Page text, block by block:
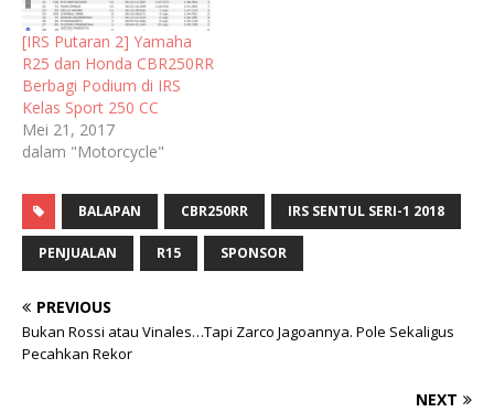
[IRS Putaran 2] Yamaha
R25 dan Honda CBR250RR
Berbagi Podium di IRS
Kelas Sport 250 CC
Mei 21, 2017
dalam "Motorcycle"
BALAPAN CBR250RR IRS SENTUL SERI-1 2018
PENJUALAN R15 SPONSOR
PREVIOUS
Bukan Rossi atau Vinales…Tapi Zarco Jagoannya. Pole Sekaligus
Pecahkan Rekor
NEXT